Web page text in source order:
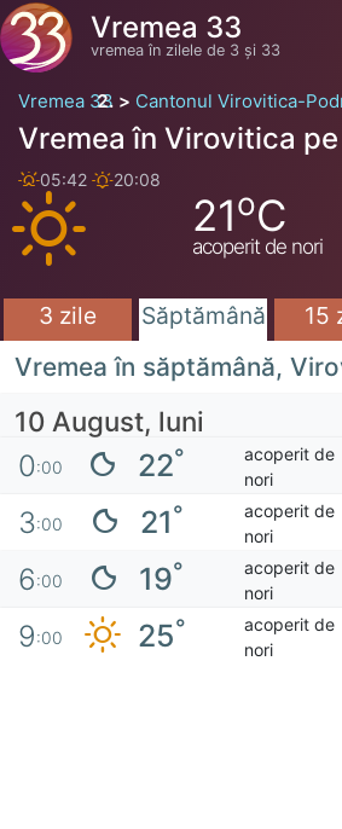
Vremea 33
vremea în zilele de 3 și 33
Vremea 33 Cantonul Virovitica-
Vremea în Virovitica
05:42 20:08
21oC
acoperit de nori
3 zile Săptămână 15
Vremea în săptămână,
10 August, luni
0:00 22°
acoperit de
nori
3:00 21°
acoperit de
nori
6:00 19°
acoperit de
nori
9:00 25°
acoperit de
nori